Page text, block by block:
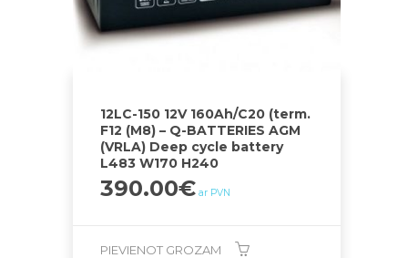
12LC-150 12V 160Ah/C20 (term.
F12 (M8) – Q-BATTERIES AGM
(VRLA) Deep cycle battery
L483 W170 H240
390.00€ ar PVN
PIEVIENOT GROZAM